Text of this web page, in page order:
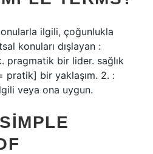
ilgili, çoğunlukla
konuları dışlayan :
pragmatik bir lider. sağlık
pratik] bir yaklaşım. 2. :
veya ona uygun.